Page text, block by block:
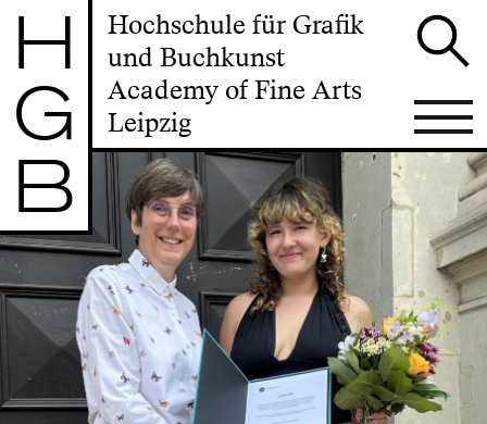
H
G
B
Hochschule für Grafik
und Buchkunst
Academy of Fine Arts
Leipzig